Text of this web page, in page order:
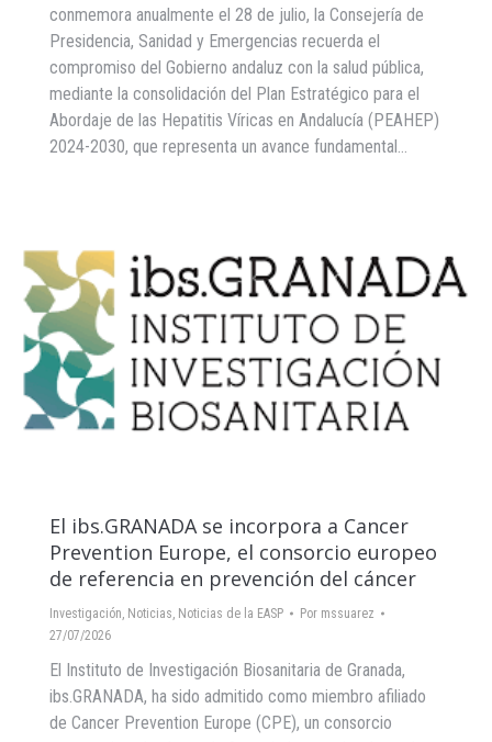
conmemora anualmente el 28 de julio, la Consejería de
Presidencia, Sanidad y Emergencias recuerda el
compromiso del Gobierno andaluz con la salud pública,
mediante la consolidación del Plan Estratégico para el
Abordaje de las Hepatitis Víricas en Andalucía (PEAHEP)
2024-2030, que representa un avance fundamental…
El ibs.GRANADA se incorpora a Cancer
Prevention Europe, el consorcio europeo
de referencia en prevención del cáncer
Investigación Noticias Noticias de la EASP Por mssuarez
27/07/2026
El Instituto de Investigación Biosanitaria de Granada,
ibs.GRANADA, ha sido admitido como miembro afiliado
de Cancer Prevention Europe (CPE), un consorcio